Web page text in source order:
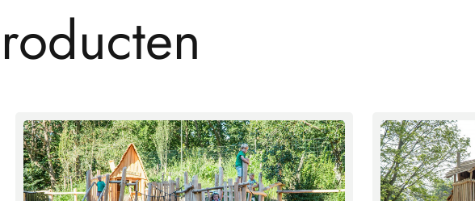
roducten